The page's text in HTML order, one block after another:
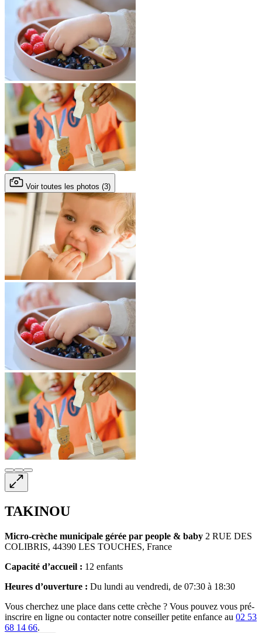
Voir toutes les photos (3)
TAKINOU
Micro-crèche municipale gérée par people & baby 2 RUE DES
COLIBRIS, 44390 LES TOUCHES, France
Capacité d’accueil : 12 enfants
Heures d’ouverture : Du lundi au vendredi, de 07:30 à 18:30
Vous cherchez une place dans cette crèche ? Vous pouvez vous pré-
inscrire en ligne ou contacter notre conseiller petite enfance au 02 53
68 14 66.